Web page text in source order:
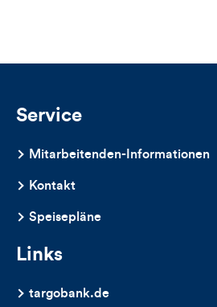
Service
Mitarbeitenden-Informationen
Kontakt
Speisepläne
Links
targobank.de